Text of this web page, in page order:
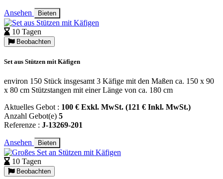
Ansehen Bieten
10 Tagen
Beobachten
Set aus Stützen mit Käfigen
environ 150 Stück insgesamt 3 Käfige mit den Maßen ca. 150 x 90
x 80 cm Stützstangen mit einer Länge von ca. 180 cm
Aktuelles Gebot : 100 € Exkl. MwSt. (121 € Inkl. MwSt.)
Anzahl Gebot(e) 5
Referenze : J-13269-201
Ansehen Bieten
10 Tagen
Beobachten